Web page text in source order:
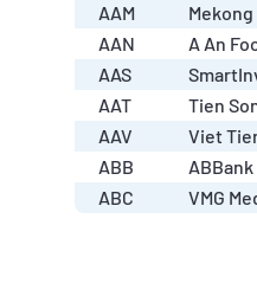
AAM
AAN
A An
AAS
AAT
Tien
AAV
Viet
ABB
ABBank
ABC
VMG